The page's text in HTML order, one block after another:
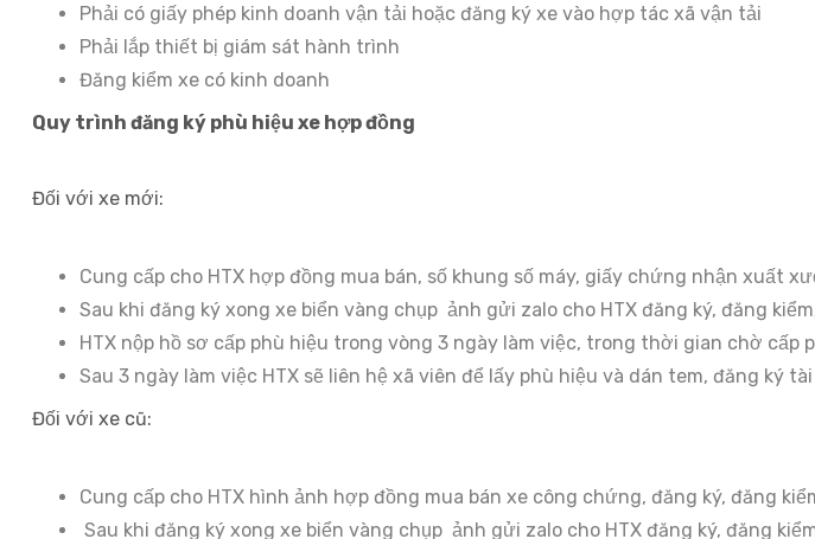
Phải có giấy phép kinh doanh vận tải hoặc đăng ký xe vào hợp tác xã vận tải
Phải lắp thiết bị giám sát hành trình
Đăng kiểm xe có kinh doanh
Quy trình đăng ký phù hiệu xe hợp đồng
Đối với xe mới:
Cung cấp cho HTX hợp đồng mua bán, số khung số máy, giấy chứng nhận xuất
Sau khi đăng ký xong xe biển vàng chụp ảnh gửi zalo cho HTX đăng ký, đăng
HTX nộp hồ sơ cấp phù hiệu trong vòng 3 ngày làm việc, trong thời gian chờ
Sau 3 ngày làm việc HTX sẽ liên hệ xã viên để lấy phù hiệu và dán tem, đăng ký
Đối với xe cũ:
Cung cấp cho HTX hình ảnh hợp đồng mua bán xe công chứng, đăng ký, đăng
Sau khi đăng ký xong xe biển vàng chụp ảnh gửi zalo cho HTX đăng ký, đăng